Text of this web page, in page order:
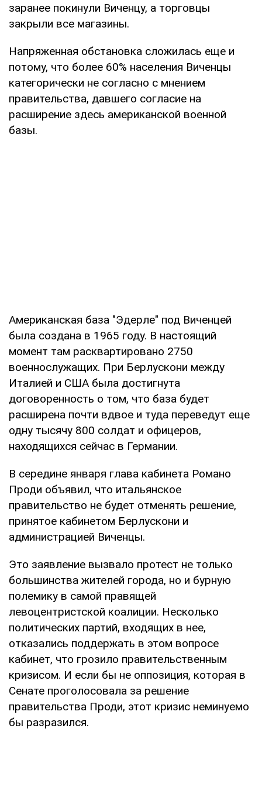
заранее покинули Виченцу, а торговцы
закрыли все магазины.
Напряженная обстановка сложилась еще и
потому, что более 60% населения Виченцы
категорически не согласно с мнением
правительства, давшего согласие на
расширение здесь американской военной
базы.
Американская база "Эдерле" под Виченцей
была создана в 1965 году. В настоящий
момент там расквартировано 2750
военнослужащих. При Берлускони между
Италией и США была достигнута
договоренность о том, что база будет
расширена почти вдвое и туда переведут еще
одну тысячу 800 солдат и офицеров,
находящихся сейчас в Германии.
В середине января глава кабинета Романо
Проди объявил, что итальянское
правительство не будет отменять решение,
принятое кабинетом Берлускони и
администрацией Виченцы.
Это заявление вызвало протест не только
большинства жителей города, но и бурную
полемику в самой правящей
левоцентристской коалиции. Несколько
политических партий, входящих в нее,
отказались поддержать в этом вопросе
кабинет, что грозило правительственным
кризисом. И если бы не оппозиция, которая в
Сенате проголосовала за решение
правительства Проди, этот кризис неминуемо
бы разразился.